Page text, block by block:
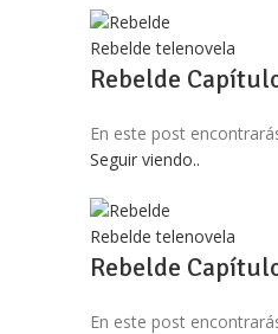
Rebelde telenovela
Rebelde
En este post
Seguir viendo..
Rebelde telenovela
Rebelde
En este post